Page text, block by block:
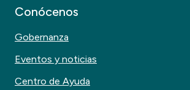
Conócenos
Gobernanza
Eventos y noticias
Centro de Ayuda